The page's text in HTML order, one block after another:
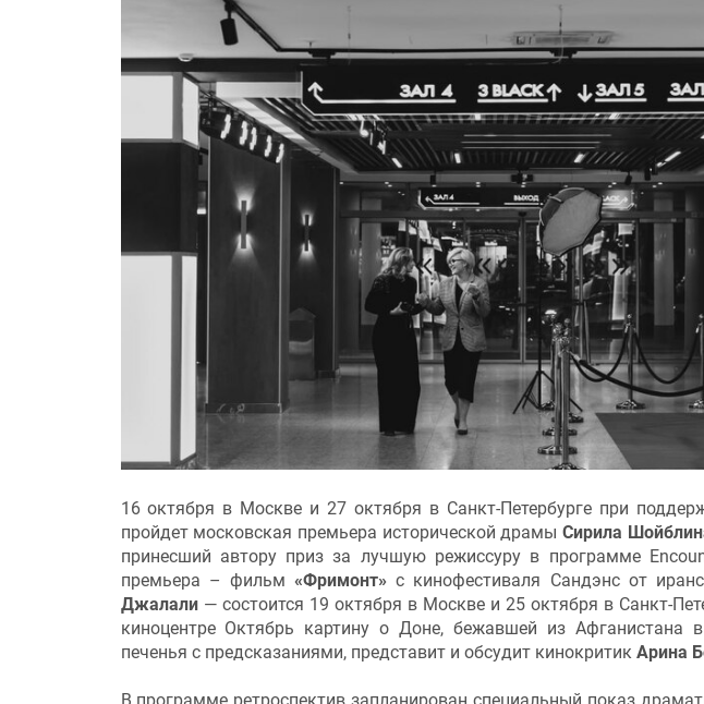
16 октября в Москве и 27 октября в Санкт-Петербурге при
пройдет московская премьера исторической драмыСирила
принесший автору приз за лучшую режиссуру в программе
премьера – фильм «Фримонт» с кинофестиваля Сандэнс от
Джалали — состоится 19 октября в Москве и 25 октября в Санкт-
киноцентре Октябрь картину о Доне, бежавшей из
печенья с предсказаниями, представит и обсудит кинокритик Арина